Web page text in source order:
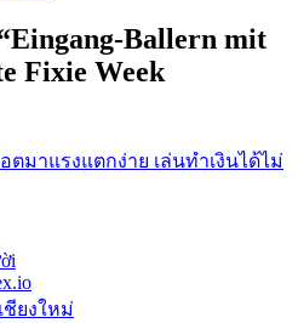
Eingang-Ballern mit
Fixie Week
ตมาแรงแตกง่าย เล่นทำเงินได้ไม่
ชียงใหม่